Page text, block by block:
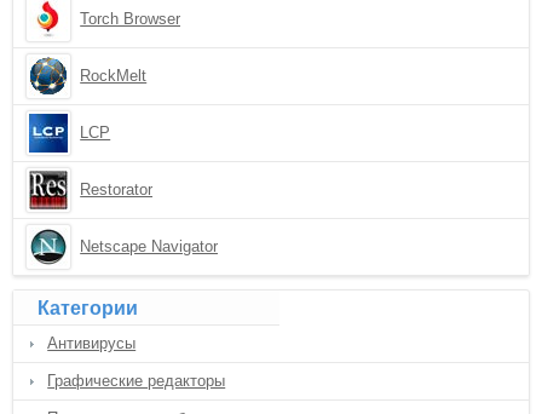
Torch Browser
RockMelt
LCP
Restorator
Netscape Navigator
Категории
Антивирусы
Графические редакторы